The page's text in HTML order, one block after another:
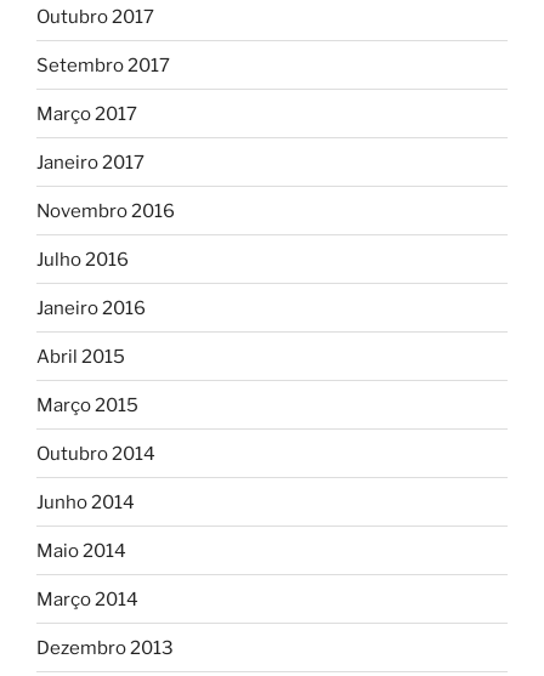
Outubro 2017
Setembro 2017
Março 2017
Janeiro 2017
Novembro 2016
Julho 2016
Janeiro 2016
Abril 2015
Março 2015
Outubro 2014
Junho 2014
Maio 2014
Março 2014
Dezembro 2013